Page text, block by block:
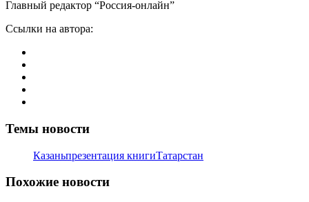
Главный редактор “Россия-онлайн”
Ссылки на автора:
Темы новости
Казаньпрезентация книгиТатарстан
Похожие новости